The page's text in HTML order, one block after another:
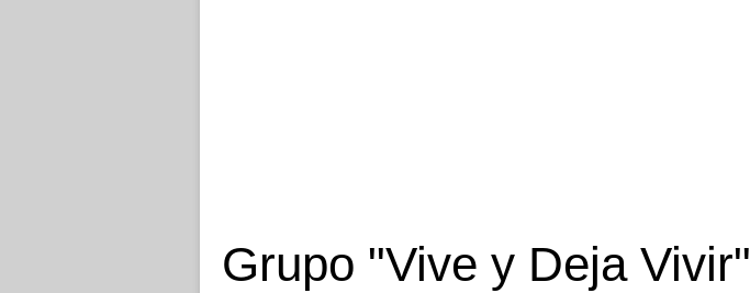
Grupo "Vive y Deja Vivir"